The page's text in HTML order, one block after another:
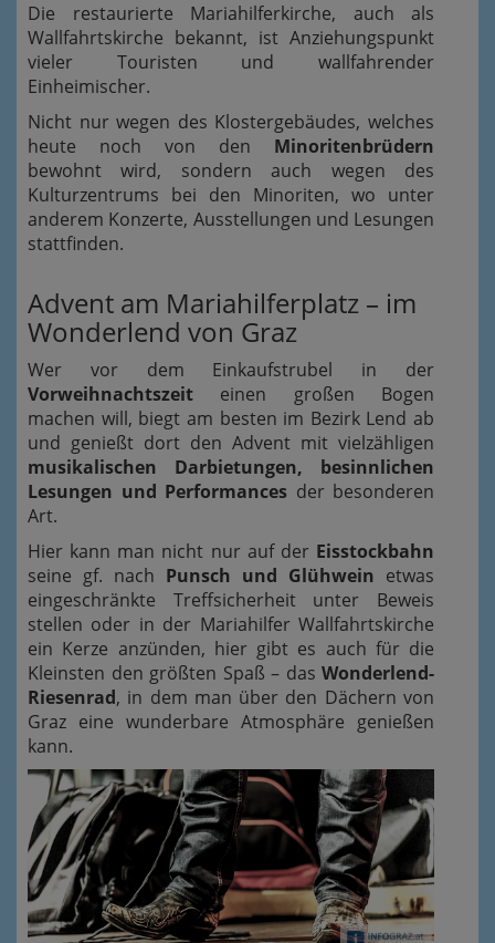
Die restaurierte Mariahilferkirche, auch als
Wallfahrtskirche bekannt, ist Anziehungspunkt
vieler Touristen und wallfahrender
Einheimischer.
Nicht nur wegen des Klostergebäudes, welches
heute noch von den Minoritenbrüdern
bewohnt wird, sondern auch wegen des
Kulturzentrums bei den Minoriten, wo unter
anderem Konzerte, Ausstellungen und Lesungen
stattfinden.
Advent am Mariahilferplatz – im
Wonderlend von Graz
Wer vor dem Einkaufstrubel in der
Vorweihnachtszeit einen großen Bogen
machen will, biegt am besten im Bezirk Lend ab
und genießt dort den Advent mit vielzähligen
musikalischen Darbietungen, besinnlichen
Lesungen und Performances der besonderen
Art.
Hier kann man nicht nur auf der Eisstockbahn
seine gf. nach Punsch und Glühwein etwas
eingeschränkte Treffsicherheit unter Beweis
stellen oder in der Mariahilfer Wallfahrtskirche
ein Kerze anzünden, hier gibt es auch für die
Kleinsten den größten Spaß – das Wonderlend-
Riesenrad, in dem man über den Dächern von
Graz eine wunderbare Atmosphäre genießen
kann.